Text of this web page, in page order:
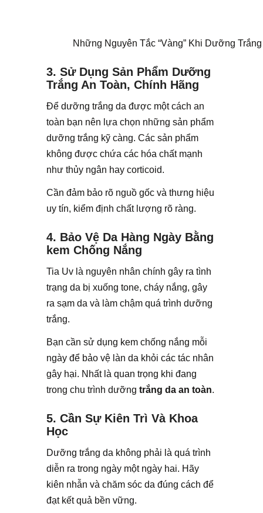
Những Nguyên Tắc “Vàng” Khi Dưỡng
3. Sử Dụng Sản Phẩm Dưỡng
Trắng An Toàn, Chính Hãng
Để dưỡng trắng da được một cách an
toàn bạn nên lựa chọn những sản phẩm
dưỡng trắng kỹ càng. Các sản phẩm
không được chứa các hóa chất mạnh
như thủy ngân hay corticoid.
Cần đảm bảo rõ nguồ gốc và thưng hiệu
uy tín, kiểm định chất lượng rõ ràng.
4. Bảo Vệ Da Hàng Ngày Bằng
kem Chống Nắng
Tia Uv là nguyên nhân chính gây ra tình
trạng da bị xuống tone, cháy nắng, gây
ra sạm da và làm chậm quá trình dưỡng
trắng.
Bạn cần sử dụng kem chống nắng mỗi
ngày để bảo vệ làn da khỏi các tác nhân
gây hại. Nhất là quan trọng khi đang
trong chu trình dưỡng trắng da an toàn.
5. Cần Sự Kiên Trì Và Khoa
Học
Dưỡng trắng da không phải là quá trình
diễn ra trong ngày một ngày hai. Hãy
kiên nhẫn và chăm sóc da đúng cách để
đạt kết quả bền vững.